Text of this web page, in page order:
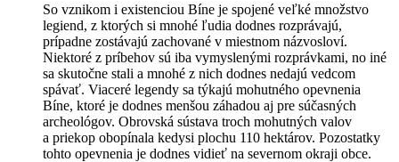
So vznikom i existenciou Bíne je spojené veľké množstvo
legiend, z ktorých si mnohé ľudia dodnes rozprávajú,
prípadne zostávajú zachované v miestnom názvosloví.
Niektoré z príbehov sú iba vymyslenými rozprávkami, no iné
sa skutočne stali a mnohé z nich dodnes nedajú vedcom
spávať. Viaceré legendy sa týkajú mohutného opevnenia
Bíne, ktoré je dodnes menšou záhadou aj pre súčasných
archeológov. Obrovská sústava troch mohutných valov
a priekop obopínala kedysi plochu 110 hektárov. Pozostatky
tohto opevnenia je dodnes vidieť na severnom okraji obce.